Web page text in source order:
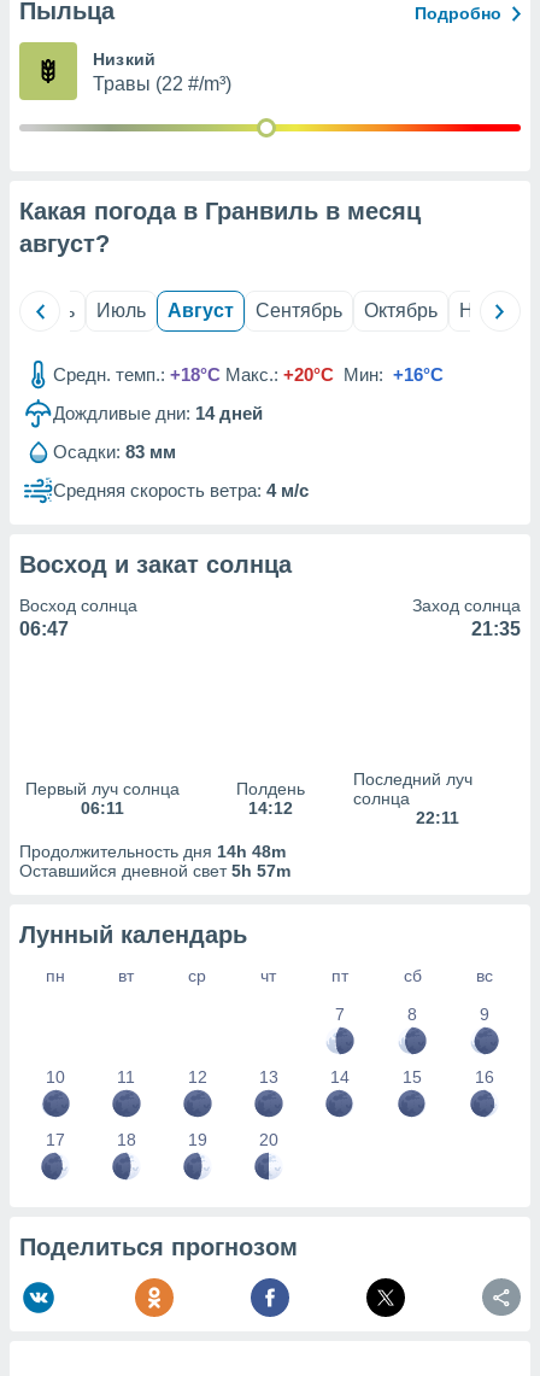
из
рекламы
сведения
наших 1199
Пыльца Подробно
Низкий
Травы (22 #/m³)
Какая погода в Гранвиль в месяц
август?
Июнь Июль Август Сентябрь Октябрь Ноябрь
Средн. темп.: +18°C Макс.: +20°C Мин: +16°C
Дождливые дни: 14дней
Осадки: 83 мм
Средняя скорость ветра: 4 м/с
Восход и закат солнца
Восход солнца
06:47
Заход солнца
21:35
Первый луч солнца
06:11
Полдень
14:12
Последний луч
солнца
22:11
Продолжительность дня 14h 48m
Оставшийся дневной свет5h 57m
Лунный календарь
пн вт ср чт пт сб
вс
7
8 9
10 11 12 13 14 15 16
17 18 19 20
Поделиться прогнозом